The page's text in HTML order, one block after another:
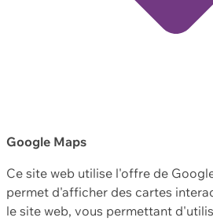
Google Maps
Ce site web utilise l'offre de
permet d'afficher des cartes
le site web, vous permettant